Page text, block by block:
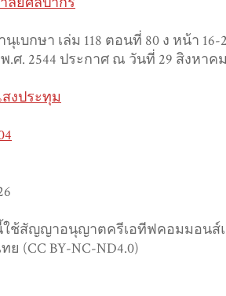
เบกษา เล่ม 118 ตอนที่ 80 ง หน้า
.ศ. 2544 ประกาศ ณ วันที่ 29 สิงหาค
งประทุม
ใช้สัญญาอนุญาตครีเอทีฟคอมมอนส์
ย (CC BY-NC-ND4.0)